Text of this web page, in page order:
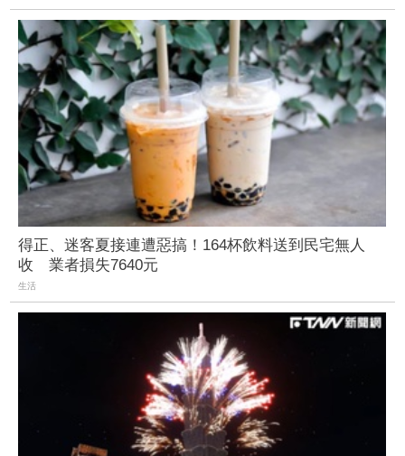
得正、迷客夏接連遭惡搞！164杯飲料送到民宅無人
收 業者損失7640元
生活